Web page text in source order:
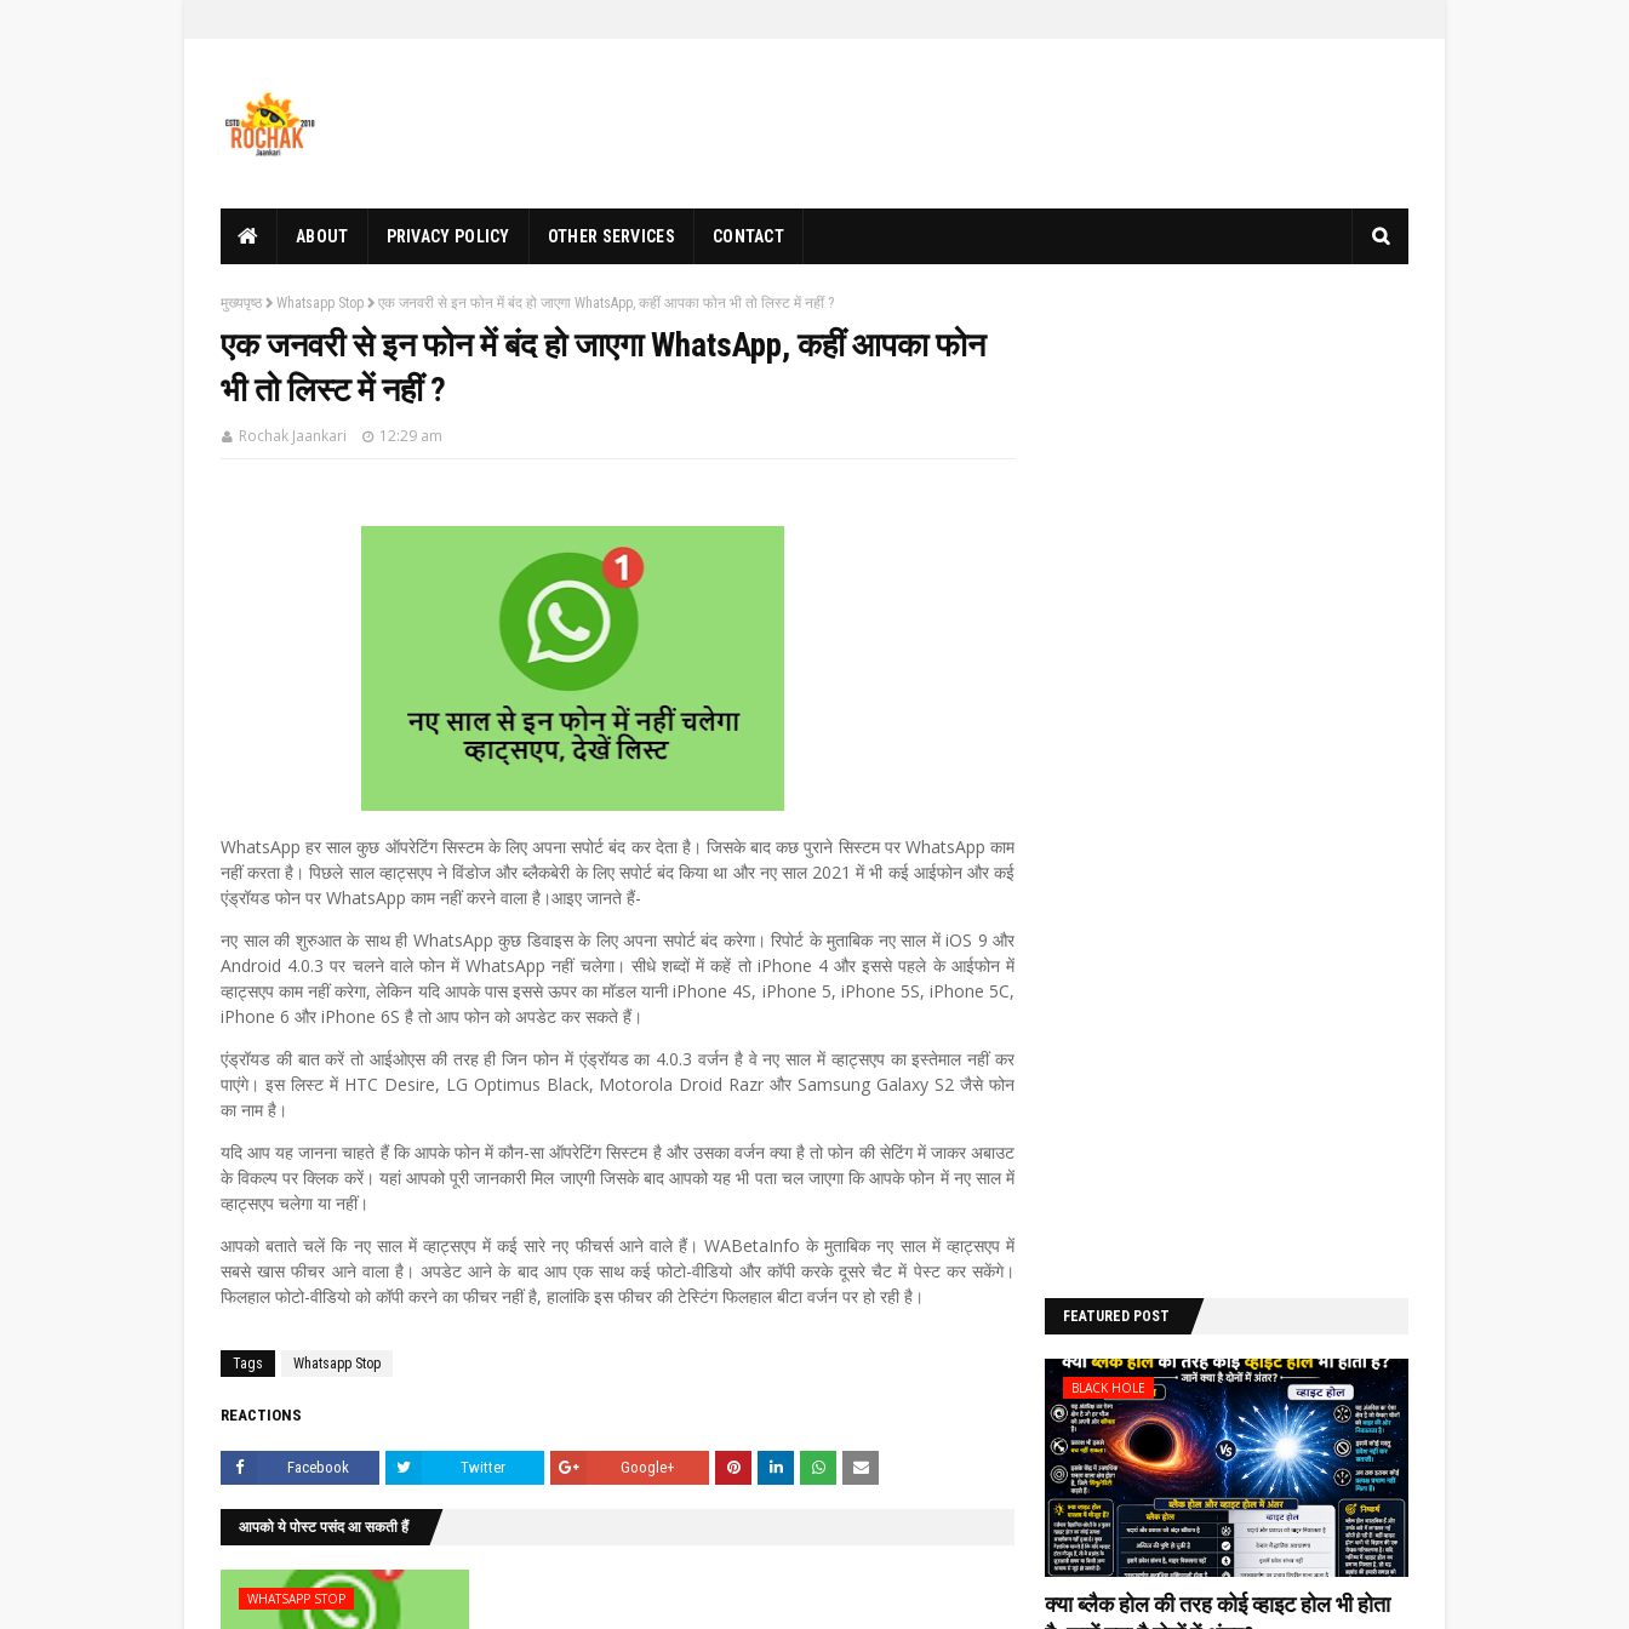
ABOUT PRIVACY POLICY OTHER SERVICES CONTACT
मुख्यपृष्ठ Whatsapp Stop एक जनवरी से इन फोन में बंद हो जाएगा WhatsApp, कहीं आपका फोन भी तो लिस्ट में नहीं ?
एक जनवरी से इन फोन में बंद हो जाएगा WhatsApp, कहीं आपका फोन
भी तो लिस्ट में नहीं ?
Rochak Jaankari 12:29 am
WhatsApp हर साल कुछ ऑपरेटिंग सिस्टम के लिए अपना सपोर्ट बंद कर देता है। जिसके बाद कछ पुराने सिस्टम पर WhatsApp काम
नहीं करता है। पिछले साल व्हाट्सएप ने विंडोज और ब्लैकबेरी के लिए सपोर्ट बंद किया था और नए साल 2021 में भी कई आईफोन और कई
एंड्रॉयड फोन पर WhatsApp काम नहीं करने वाला है।आइए जानते हैं-
नए साल की शुरुआत के साथ ही WhatsApp कुछ डिवाइस के लिए अपना सपोर्ट बंद करेगा। रिपोर्ट के मुताबिक नए साल में iOS 9 और
Android 4.0.3 पर चलने वाले फोन में WhatsApp नहीं चलेगा। सीधे शब्दों में कहें तो iPhone 4 और इससे पहले के आईफोन में
व्हाट्सएप काम नहीं करेगा, लेकिन यदि आपके पास इससे ऊपर का मॉडल यानी iPhone 4S, iPhone 5, iPhone 5S, iPhone 5C,
iPhone 6 और iPhone 6S है तो आप फोन को अपडेट कर सकते हैं।
एंड्रॉयड की बात करें तो आईओएस की तरह ही जिन फोन में एंड्रॉयड का 4.0.3 वर्जन है वे नए साल में व्हाट्सएप का इस्तेमाल नहीं कर
पाएंगे। इस लिस्ट में HTC Desire, LG Optimus Black, Motorola Droid Razr और Samsung Galaxy S2 जैसे फोन
का नाम है।
यदि आप यह जानना चाहते हैं कि आपके फोन में कौन-सा ऑपरेटिंग सिस्टम है और उसका वर्जन क्या है तो फोन की सेटिंग में जाकर अबाउट
के विकल्प पर क्लिक करें। यहां आपको पूरी जानकारी मिल जाएगी जिसके बाद आपको यह भी पता चल जाएगा कि आपके फोन में नए साल में
व्हाट्सएप चलेगा या नहीं।
आपको बताते चलें कि नए साल में व्हाट्सएप में कई सारे नए फीचर्स आने वाले हैं। WABetaInfo के मुताबिक नए साल में व्हाट्सएप में
सबसे खास फीचर आने वाला है। अपडेट आने के बाद आप एक साथ कई फोटो-वीडियो और कॉपी करके दूसरे चैट में पेस्ट कर सकेंगे।
फिलहाल फोटो-वीडियो को कॉपी करने का फीचर नहीं है, हालांकि इस फीचर की टेस्टिंग फिलहाल बीटा वर्जन पर हो रही है।
Tags Whatsapp Stop
REACTIONS
Facebook Twitter Google+
आपको ये पोस्ट पसंद आ सकती हैं
WHATSAPP STOP
FEATURED POST
BLACK HOLE
क्या ब्लैक होल की‌ तरह कोई व्हाइट होल भी‌ होता